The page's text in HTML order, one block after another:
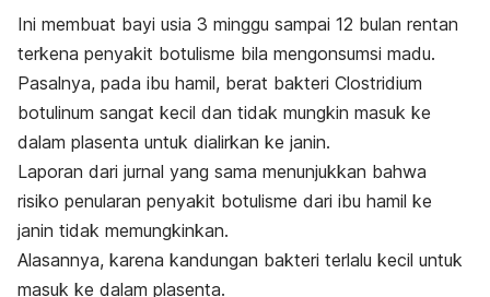
Ini membuat bayi usia 3 minggu sampai 12 bulan rentan
terkena penyakit botulisme bila mengonsumsi madu.
Pasalnya, pada ibu hamil, berat bakteri Clostridium
botulinum sangat kecil dan tidak mungkin masuk ke
dalam plasenta untuk dialirkan ke janin.
Laporan dari jurnal yang sama menunjukkan bahwa
risiko penularan penyakit botulisme dari ibu hamil ke
janin tidak memungkinkan.
Alasannya, karena kandungan bakteri terlalu kecil untuk
masuk ke dalam plasenta.